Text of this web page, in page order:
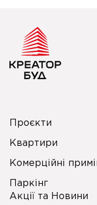
Проєкти
Квартири
Комерційні
Паркінг
Акції та Новини